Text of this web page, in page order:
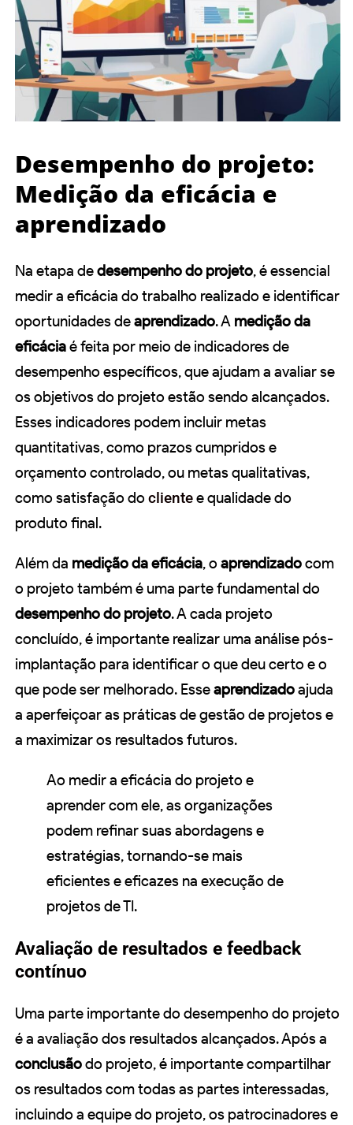
Desempenho do projeto:
Medição da eficácia e
aprendizado
Na etapa dedesempenho do projeto, é essencial
medir a eficácia do trabalho realizado e identificar
oportunidades deaprendizado. A medição da
eficáciaé feita por meio de indicadores de
desempenho específicos, que ajudam a avaliar se
os objetivos do projeto estão sendo alcançados.
Esses indicadores podem incluir metas
quantitativas, como prazos cumpridos e
orçamento controlado, ou metas qualitativas,
como satisfação do clientee qualidade do
produto final.
Além da medição da eficácia, o aprendizadocom
o projeto também é uma parte fundamental do
desempenho do projeto. A cada projeto
concluído, é importante realizar uma análise pós-
implantação para identificar o que deu certo e o
que pode ser melhorado. Esseaprendizadoajuda
a aperfeiçoar as práticas de gestão de projetos e
a maximizar os resultados futuros.
Ao medir a eficácia do projeto e
aprender com ele, as organizações
podem refinar suas abordagens e
estratégias, tornando-se mais
eficientes e eficazes na execução de
projetos de TI.
Avaliação de resultados e feedback
contínuo
Uma parte importante do desempenho do projeto
é a avaliação dos resultados alcançados. Após a
conclusãodo projeto, é importante compartilhar
os resultados com todas as partes interessadas,
incluindo a equipe do projeto, os patrocinadores e